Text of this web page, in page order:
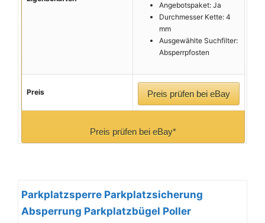
Angebotspaket: Ja
Durchmesser Kette: 4
mm
Ausgewählte Suchfilter:
Absperrpfosten
Preis Preis prüfen bei eBay
Preis prüfen bei eBay*
Parkplatzsperre Parkplatzsicherung
Absperrung Parkplatzbügel Poller